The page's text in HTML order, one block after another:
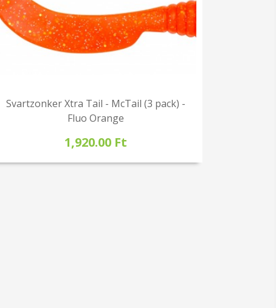
Svartzonker Xtra Tail - McTail (3 pack) -
Fluo Orange
1,920.00 Ft